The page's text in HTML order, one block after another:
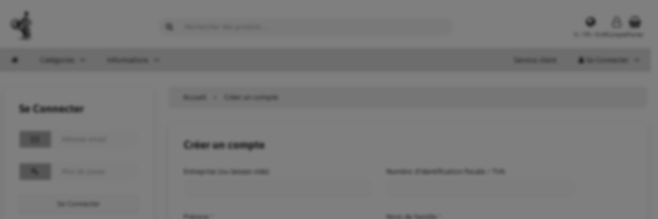
Catégories Informations Se Connecter
Se Connecter
Se Connecter
Accueil Créer un compte
Créer un compte
Entreprise (ou laissez vide) Numéro d'identification fiscale / TVA
Prénom Nom de famille